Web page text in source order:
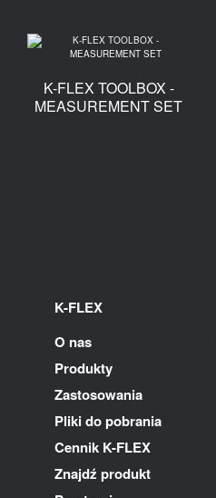
K-FLEX TOOLBOX -
MEASUREMENT SET
K-FLEX
O nas
Produkty
Zastosowania
Pliki do pobrania
Cennik K-FLEX
Znajdź produkt